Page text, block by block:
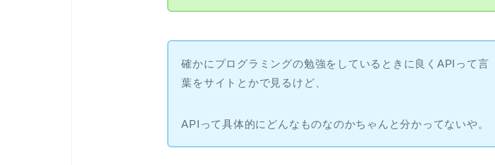
確かにプログラミングの勉強をしているときに良くAPIって言
葉をサイトとかで見るけど、
APIって具体的にどんなものなのかちゃんと分かってないや。